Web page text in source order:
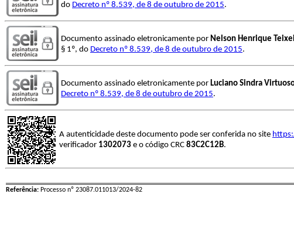
do Decreto nº 8.539, de 8 de outubro de 2015.
Documento assinado eletronicamente por Nelson Henrique
§ 1º, do Decreto nº 8.539, de 8 de outubro de 2015.
Documento assinado eletronicamente por Luciano Sindra
Decreto nº 8.539, de 8 de outubro de 2015.
A autenticidade deste documento pode ser conferida no site
verificador 1302073 e o código CRC 83C2C12B.
Referência: Processo nº 23087.011013/2024-82